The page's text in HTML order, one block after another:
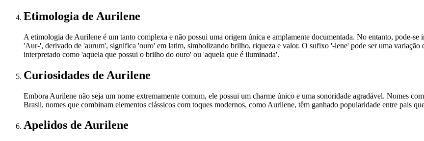
Etimologia de Aurilene
A etimologia de Aurilene é um tanto complexa e não possui uma origem única e amplamente documentada. No entanto, pode-
'Aur-', derivado de 'aurum', significa 'ouro' em latim, simbolizando brilho, riqueza e valor. O sufixo '-lene' pode ser uma
interpretado como 'aquela que possui o brilho do ouro' ou 'aquela que é iluminada'.
Curiosidades de Aurilene
Embora Aurilene não seja um nome extremamente comum, ele possui um charme único e uma sonoridade agradável. Nomes
Brasil, nomes que combinam elementos clássicos com toques modernos, como Aurilene, têm ganhado popularidade entre pais
Apelidos de Aurilene